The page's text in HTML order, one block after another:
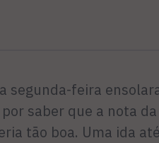
segunda-feira
saber que a nota
tão boa. Uma ida